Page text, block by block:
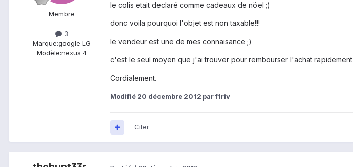
Membre
3
Marque:google LG
Modèle:nexus 4
le colis etait declaré comme cadeaux de nöel ;)
donc voila pourquoi l'objet est non taxable!!!
le vendeur est une de mes connaisance ;)
c'est le seul moyen que j'ai trouver pour rembourser l'achat rapidement
Cordialement.
Modifié 20 décembre 2012 par f1riv
Citer